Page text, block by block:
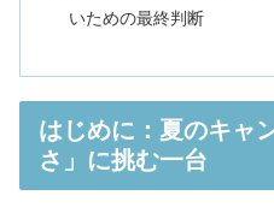
いための最終判断
はじめに：夏のキャ
さ」に挑む一台